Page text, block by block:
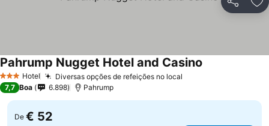
Partilhar
3 EstrelasHotel Diversas opções de refeições no local
Pahrump Nugget Hotel and Casino
7,7 Boa 6.898 Pahrump
De € 52